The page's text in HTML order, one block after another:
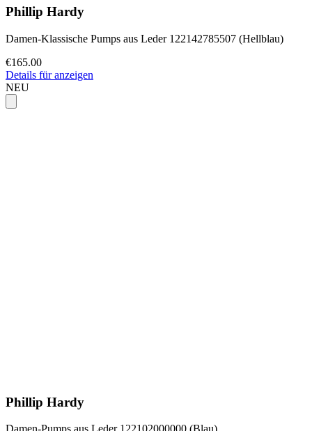
Phillip Hardy
Damen-Klassische Pumps aus Leder 122142785507 (Hellblau)
€165.00
Details für anzeigen
NEU
Phillip Hardy